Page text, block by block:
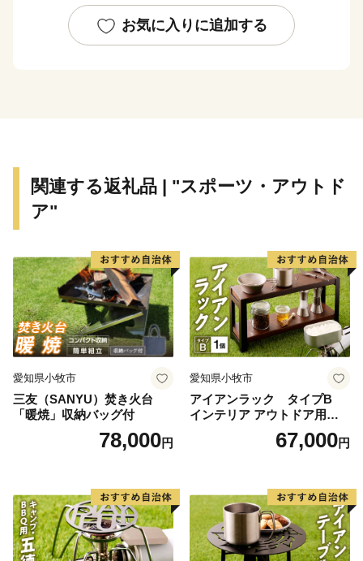
とから、市の真ん中に位置する台山公園にはH2ロケッ
ト実物大模型があり、その横にあるスペースタワー展望
技術、農業と工業が共存するまちであり、「こめ」「ま
め」「うめ」「ひめ」「ゆめ」の「かくだの５つ
す。
お気に入りに追加する
関連する返礼品 | "スポーツ・アウトド
ア"
愛知県小牧市
三友（SANYU）焚き火台
「暖焼」収納バッグ付
78,000円
愛知県小牧市
アイアンラック タイプB
インテリア アウトドア用品
レジャー キャンプ67,000円